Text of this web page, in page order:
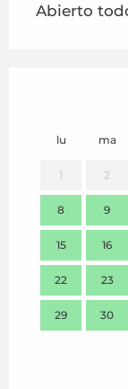
Abierto
lu ma
1 2
8 9
15 16
22 23
29 30